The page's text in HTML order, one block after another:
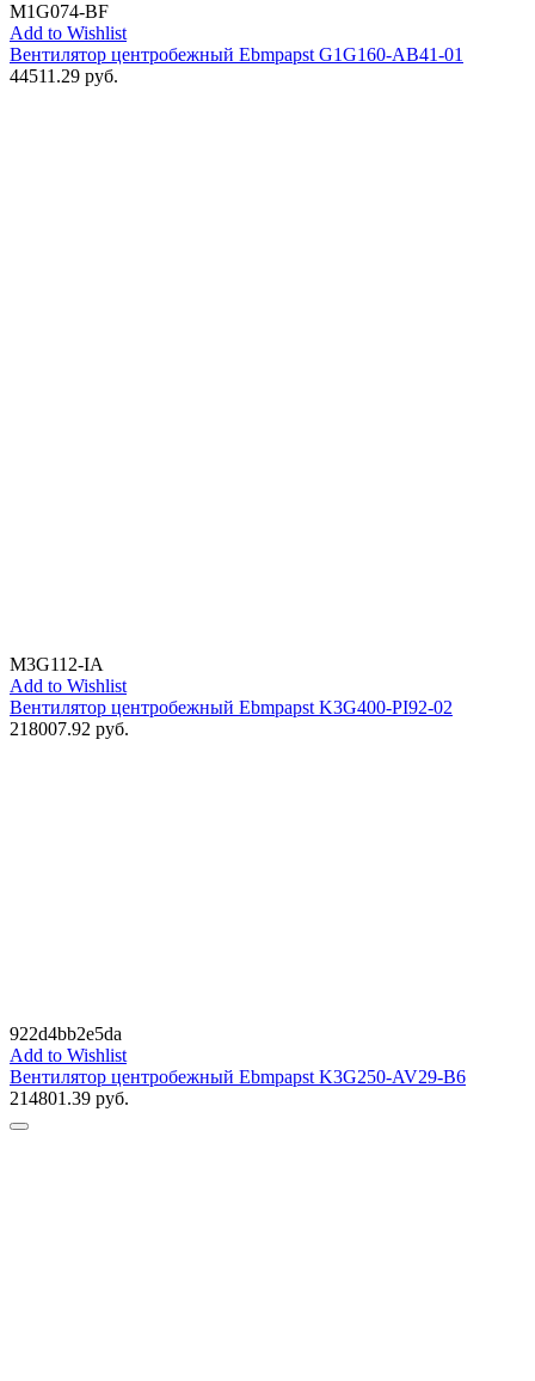
M1G074-BF
Add to Wishlist
Вентилятор центробежный Ebmpapst G1G160-AB41-01
44511.29 руб.
M3G112-IA
Add to Wishlist
Вентилятор центробежный Ebmpapst K3G400-PI92-02
218007.92 руб.
922d4bb2e5da
Add to Wishlist
Вентилятор центробежный Ebmpapst K3G250-AV29-B6
214801.39 руб.